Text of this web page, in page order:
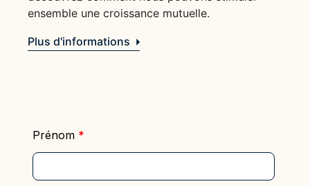
ensemble une croissance mutuelle.
Plus d'informations